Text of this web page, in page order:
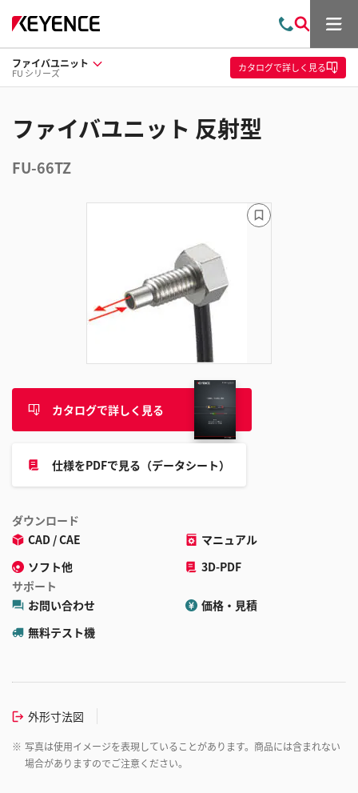
問
い
合
わ
索
メ
ュ
ー
ファイバユニット
FU シリーズ カタログで詳しく見る
ファイバユニット 反射型
FU-66TZ
カタログで詳しく見る
仕様をPDFで見る（データシート）
ダウンロード
CAD / CAE
マニュアル
ソフト他
3D-PDF
サポート
お問い合わせ
価格・見積
無料テスト機
外形寸法図
※ 写真は使用イメージを表現していることがあります。商品には含まれない
場合がありますのでご注意ください。
ブ
ッ